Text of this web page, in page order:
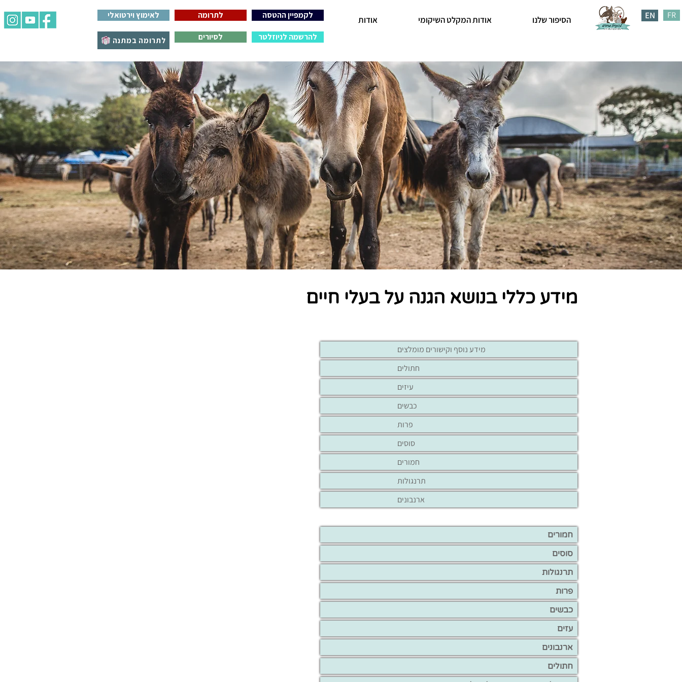
לאימוץ וירטואלי לתרומה לקמפיין ההטסה
לתרומה במתנה לסיורים להרשמה לניוזלטר
הסיפור שלנו אודות המקלט השיקומי אודות EN FR
מידע כללי בנושא הגנה על בעלי חיים
מידע נוסף וקישורים מומלצים
חתולים
עיזים
כבשים
פרות
סוסים
חמורים
תרנגולות
ארנבונים
חמורים
סוסים
תרנגולות
פרות
כבשים
עזים
ארנבונים
חתולים